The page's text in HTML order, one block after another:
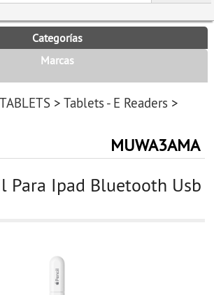
Categorías
Marcas
>Tablets - E Readers >
MUWA3AMA
Para Ipad Bluetooth Usb